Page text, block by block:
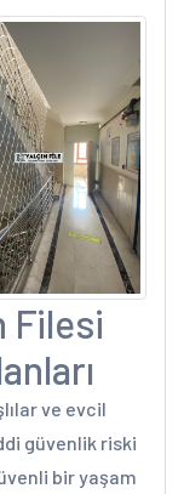
Filesi
ve evcil
güvenlik riski
bir yaşam